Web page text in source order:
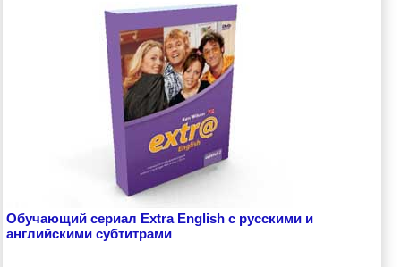
Обучающий сериал Extra English с русскими и
английскими субтитрами